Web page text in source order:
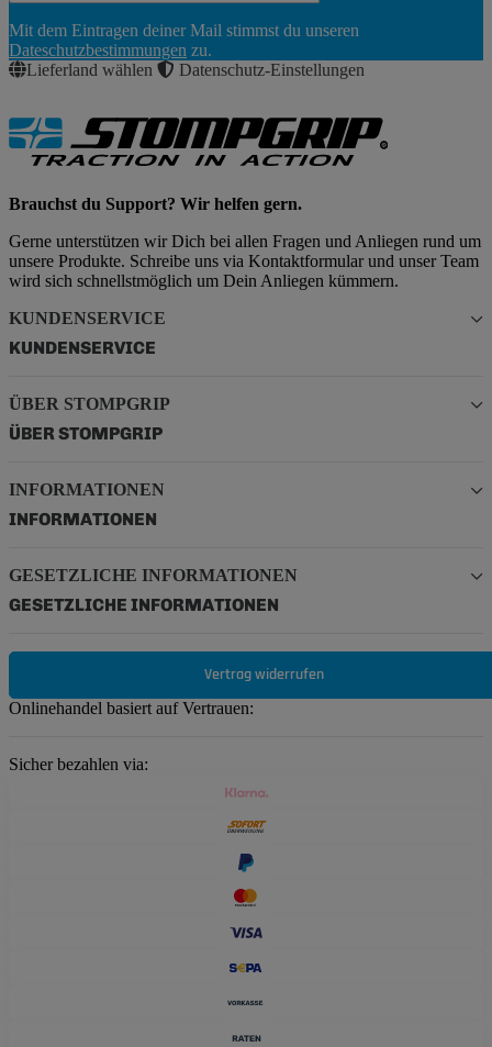
Abonnieren
Mit dem Eintragen deiner Mail stimmst du unseren
Dateschutzbestimmungen zu.
Lieferland wählen
Datenschutz-Einstellungen
Brauchst du Support? Wir helfen gern.
Gerne unterstützen wir Dich bei allen Fragen und Anliegen rund um
unsere Produkte. Schreibe uns via Kontaktformular und unser Team
wird sich schnellstmöglich um Dein Anliegen kümmern.
KUNDENSERVICE
KUNDENSERVICE
ÜBER STOMPGRIP
ÜBER STOMPGRIP
INFORMATIONEN
INFORMATIONEN
GESETZLICHE INFORMATIONEN
GESETZLICHE INFORMATIONEN
Vertrag widerrufen
Onlinehandel basiert auf Vertrauen:
Sicher bezahlen via: